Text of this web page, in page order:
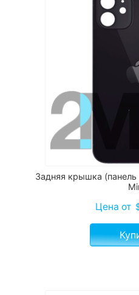
Задняя крышка (панель
Цена от